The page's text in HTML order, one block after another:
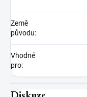
Země
původu:
Vhodné
pro: